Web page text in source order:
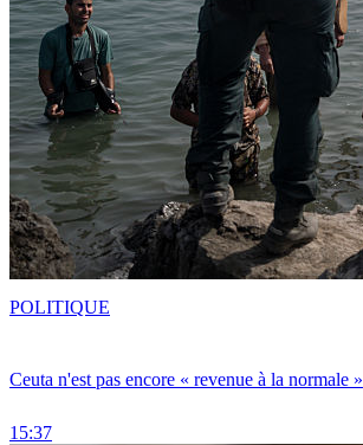
Ceuta n'est pas encore « revenue à la normale »
15:37
POLITIQUE